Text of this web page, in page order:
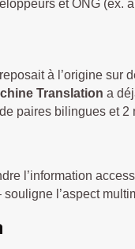
et ONG (ex.
reposait à l’origine sur
Translation a
paires bilingues et 2
l’information
l’aspect